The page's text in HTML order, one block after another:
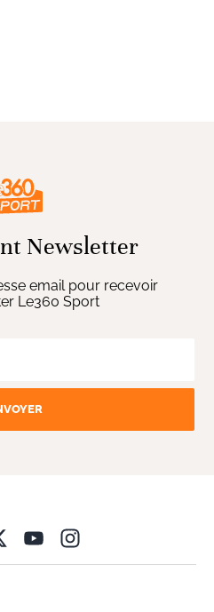
Newsletter
email pour recevoir
Le360 Sport